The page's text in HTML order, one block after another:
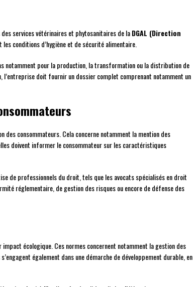
services vétérinaires et phytosanitaires de laDGAL (Direction
conditions d’hygiène et de sécurité alimentaire.
notamment pour la production, la transformation ou la distribution de
doit fournir un dossier complet comprenant notamment un
des consommateurs. Cela concerne notamment la mention des
doivent informer le consommateur sur les caractéristiques
de professionnels du droit, tels que les avocats spécialisés en droit
réglementaire, de gestion des risques ou encore de défense des
écologique. Ces normes concernent notamment la gestion des
également dans une démarche de développement durable, en